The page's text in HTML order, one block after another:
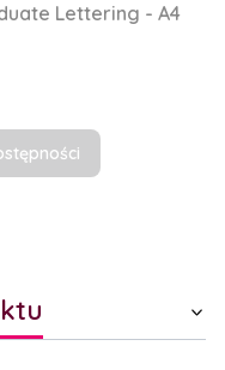
Lettering - A4